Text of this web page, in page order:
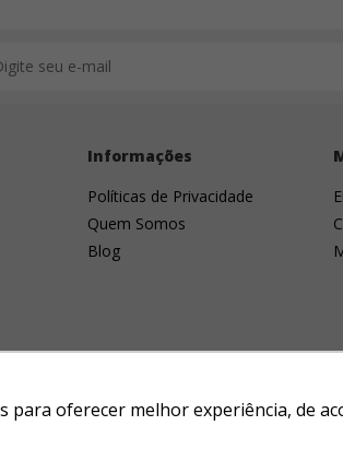
para oferecer melhor experiência, de
Informações
Políticas de Privacidade
Quem Somos
Blog